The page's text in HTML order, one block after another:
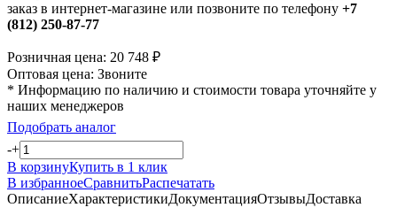
заказ в интернет-магазине или позвоните по телефону +7
(812) 250-87-77
Розничная цена: 20 748 ₽
Оптовая цена: Звоните
* Информацию по наличию и стоимости товара уточняйте у
наших менеджеров
Подобрать аналог
-+
В корзинуКупить в 1 клик
В избранноеСравнитьРаспечатать
ОписаниеХарактеристикиДокументацияОтзывыДоставка